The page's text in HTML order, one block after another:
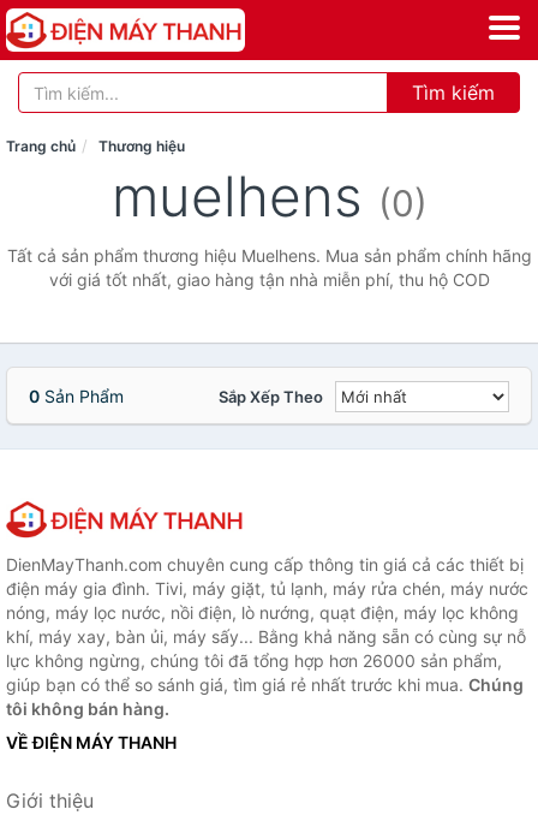
Tìm kiếm
Trang chủ Thương hiệu
muelhens (0)
Tất cả sản phẩm thương hiệu Muelhens. Mua sản phẩm chính hãng
với giá tốt nhất, giao hàng tận nhà miễn phí, thu hộ COD
0 Sản Phẩm Sắp Xếp Theo
DienMayThanh.com chuyên cung cấp thông tin giá cả các thiết bị
điện máy gia đình. Tivi, máy giặt, tủ lạnh, máy rửa chén, máy nước
nóng, máy lọc nước, nồi điện, lò nướng, quạt điện, máy lọc không
khí, máy xay, bàn ủi, máy sấy... Bằng khả năng sẵn có cùng sự nỗ
lực không ngừng, chúng tôi đã tổng hợp hơn 26000 sản phẩm,
giúp bạn có thể so sánh giá, tìm giá rẻ nhất trước khi mua. Chúng
tôi không bán hàng.
VỀ ĐIỆN MÁY THANH
Giới thiệu